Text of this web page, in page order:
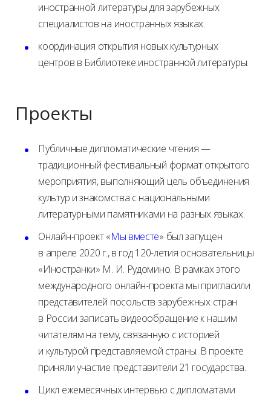
иностранной литературы для зарубежных
специалистов на иностранных языках.
координация открытия новых культурных
центров в Библиотеке иностранной литературы.
Проекты
Публичные дипломатические чтения —
традиционный фестивальный формат открытого
мероприятия, выполняющий цель объединения
культур и знакомства с национальными
литературными памятниками на разных языках.
Онлайн-проект «Мы вместе» был запущен
в апреле 2020 г., в год 120-летия основательницы
«Иностранки» М. И. Рудомино. В рамках этого
международного онлайн-проекта мы пригласили
представителей посольств зарубежных стран
в России записать видеообращение к нашим
читателям на тему, связанную с историей
и культурой представляемой страны. В проекте
приняли участие представители 21 государства.
Цикл ежемесячных интервью с дипломатами